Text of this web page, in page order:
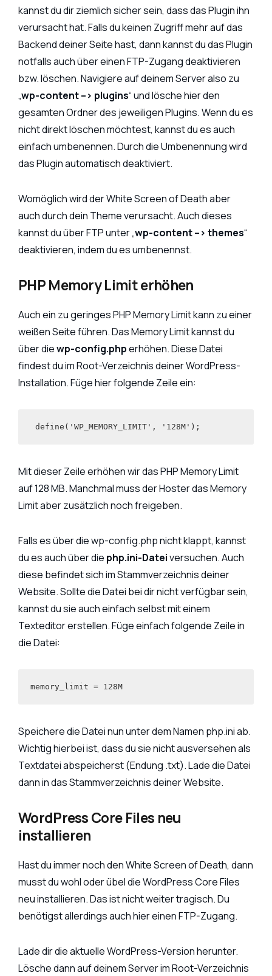
kannst du dir ziemlich sicher sein, dass das Plugin ihn
verursacht hat. Falls du keinen Zugriff mehr auf das
Backend deiner Seite hast, dann kannst du das Plugin
notfalls auch über einen FTP-Zugang deaktivieren
bzw. löschen. Navigiere auf deinem Server also zu
„wp-content –> plugins“ und lösche hier den
gesamten Ordner des jeweiligen Plugins. Wenn du es
nicht direkt löschen möchtest, kannst du es auch
einfach umbenennen. Durch die Umbenennung wird
das Plugin automatisch deaktiviert.
Womöglich wird der White Screen of Death aber
auch durch dein Theme verursacht. Auch dieses
kannst du über FTP unter „wp-content –> themes“
deaktivieren, indem du es umbenennst.
PHP Memory Limit erhöhen
Auch ein zu geringes PHP Memory Limit kann zu einer
weißen Seite führen. Das Memory Limit kannst du
über diewp-config.phperhöhen. Diese Datei
findest du im Root-Verzeichnis deiner WordPress-
Installation. Füge hier folgende Zeile ein:
define('WP_MEMORY_LIMIT', '128M');
Mit dieser Zeile erhöhen wir das PHP Memory Limit
auf 128 MB. Manchmal muss der Hoster das Memory
Limit aber zusätzlich noch freigeben.
Falls es über die wp-config.php nicht klappt, kannst
du es auch über die php.ini-Dateiversuchen. Auch
diese befindet sich im Stammverzeichnis deiner
Website. Sollte die Datei bei dir nicht verfügbar sein,
kannst du sie auch einfach selbst mit einem
Texteditor erstellen. Füge einfach folgende Zeile in
die Datei:
memory_limit = 128M
Speichere die Datei nun unter dem Namen php.ini ab.
Wichtig hierbei ist, dass du sie nicht ausversehen als
Textdatei abspeicherst (Endung .txt). Lade die Datei
dann in das Stammverzeichnis deiner Website.
WordPress Core Files neu
installieren
Hast du immer noch den White Screen of Death, dann
musst du wohl oder übel die WordPress Core Files
neu installieren. Das ist nicht weiter tragisch. Du
benötigst allerdings auch hier einen FTP-Zugang.
Lade dir die aktuelle WordPress-Version herunter.
Lösche dann auf deinem Server im Root-Verzeichnis